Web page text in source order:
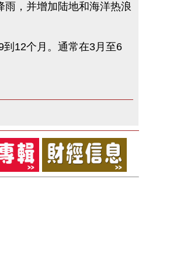
，并增加陆地和海洋热浪
12个月。通常在3月至6